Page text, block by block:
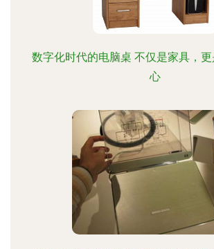
数字化时代的电脑桌 不仅是家具，
心